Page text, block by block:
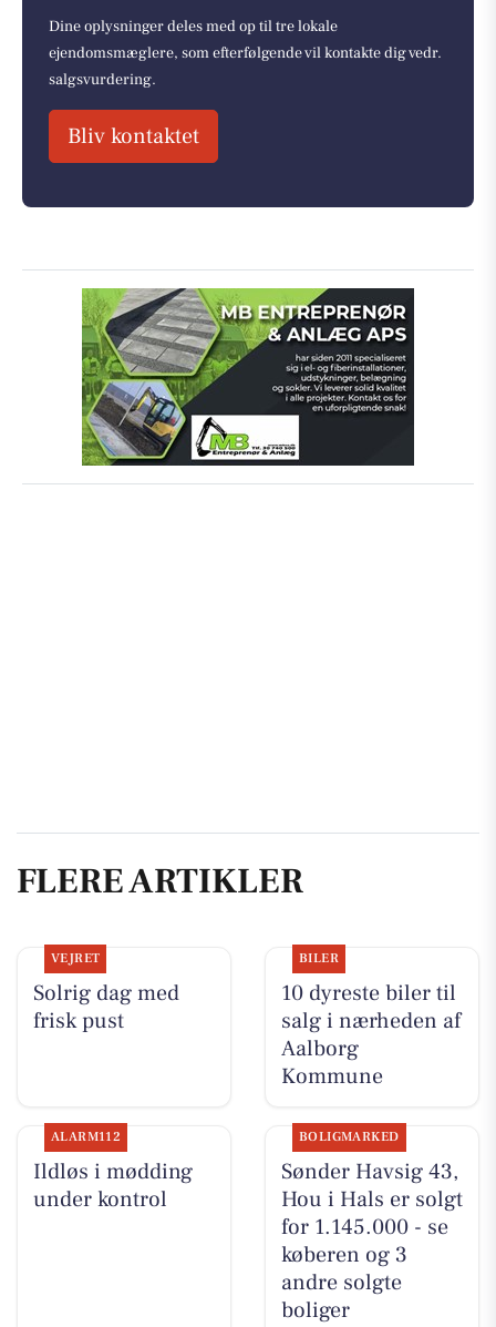
Dine oplysninger deles med op til tre lokale
ejendomsmæglere, som efterfølgende vil kontakte dig vedr.
salgsvurdering.
Bliv kontaktet
FLERE ARTIKLER
VEJRET
Solrig dag med
frisk pust
BILER
10 dyreste biler til
salg i nærheden af
Aalborg
Kommune
ALARM112
Ildløs i mødding
under kontrol
BOLIGMARKED
Sønder Havsig 43,
Hou i Hals er solgt
for 1.145.000 - se
køberen og 3
andre solgte
boliger